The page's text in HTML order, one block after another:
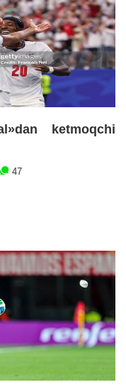
ketmoqchi
47